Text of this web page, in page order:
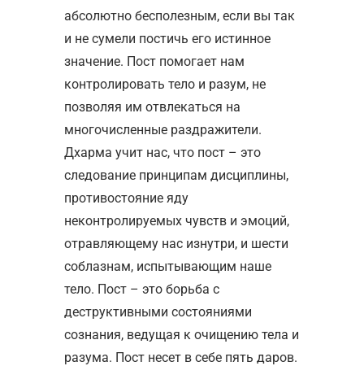
абсолютно бесполезным, если вы так
и не сумели постичь его истинное
значение. Пост помогает нам
контролировать тело и разум, не
позволяя им отвлекаться на
многочисленные раздражители.
Дхарма учит нас, что пост – это
следование принципам дисциплины,
противостояние яду
неконтролируемых чувств и эмоций,
отравляющему нас изнутри, и шести
соблазнам, испытывающим наше
тело. Пост – это борьба с
деструктивными состояниями
сознания, ведущая к очищению тела и
разума. Пост несет в себе пять даров.